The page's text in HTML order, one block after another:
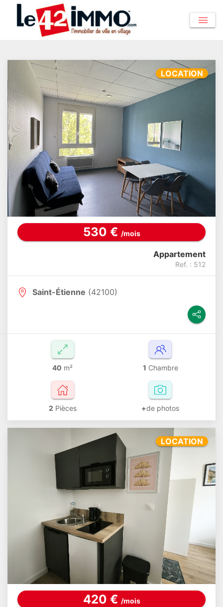
LOCATION
530 € /mois
Appartement
Ref. : 512
Saint-Étienne (42100)
40 m² 1 Chambre
2 Pièces +de photos
LOCATION
420 € /mois